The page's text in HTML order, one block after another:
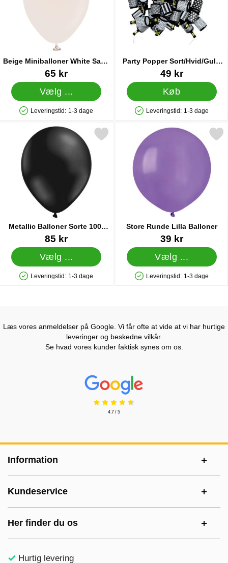
Beige Miniballoner White Sand
100-pak
Varenr 3780165 kr
Vælg ...
Produkttilgængelighed: På lager
Leveringstid: 1-3 dage
Party Popper Sort/Hvid/Guld
30-pak
Varenr 4472349 kr
Køb
Produkttilgængelighed: På lager
Leveringstid: 1-3 dage
Metallic Balloner Sorte 100-
pak
Varenr 1047985 kr
Vælg ...
Produkttilgængelighed: På lager
Leveringstid: 1-3 dage
Markér metallic Balloner Sorte 100-pak som favorit
Store Runde Lilla Balloner
Varenr 1504139 kr
Vælg ...
Produkttilgængelighed: På lager
Leveringstid: 1-3 dage
Markér store Runde Lilla
Læs vores anmeldelser på Google. Vi får ofte at vide at vi har hurtige
leveringer og beskedne vilkår.
Se hvad vores kunder faktisk synes om os.
Prisjakt Anmeldelser: 4.7 Stjerne
4.7 / 5
Information
Kundeservice
Her finder du os
Hurtig levering